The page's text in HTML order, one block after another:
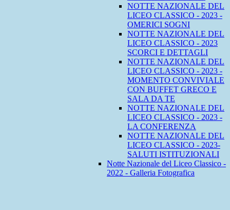
NOTTE NAZIONALE DEL
LICEO CLASSICO - 2023 -
OMERICI SOGNI
NOTTE NAZIONALE DEL
LICEO CLASSICO - 2023
SCORCI E DETTAGLI
NOTTE NAZIONALE DEL
LICEO CLASSICO - 2023 -
MOMENTO CONVIVIALE
CON BUFFET GRECO E
SALA DA TE
NOTTE NAZIONALE DEL
LICEO CLASSICO - 2023 -
LA CONFERENZA
NOTTE NAZIONALE DEL
LICEO CLASSICO - 2023-
SALUTI ISTITUZIONALI
Notte Nazionale del Liceo Classico -
2022 - Galleria Fotografica